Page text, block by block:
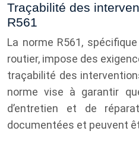
Traçabilité des
R561
La norme R561,
routier, impose des
traçabilité des
norme vise à garantir
d’entretien et de
documentées et peuvent